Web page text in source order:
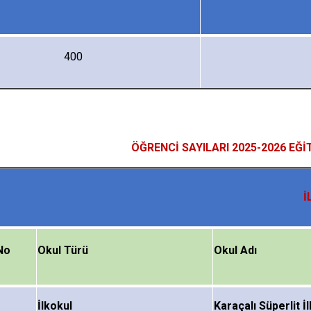
400
ÖĞRENCİ SAYILARI 2025-2026
Okul Türü Okul Adı
İlkokul Karaçalı Süperlit